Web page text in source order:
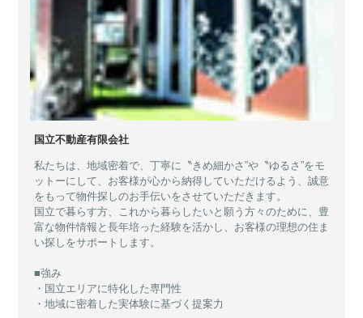
国立不動産有限会社
私たちは、地域密着で、丁寧に〝きめ細かさ”や〝ゆるさ”をモ
ットーにして、お客様が心から納得していただけるよう、誠意
をもって物件探しのお手伝いをさせていただきます。
国立で暮らす方、これから暮らしたいと願う方々のために、豊
富な物件情報と長年培った経験を活かし、お客様の理想の住ま
い探しをサポートします。
■強み
・国立エリアに特化した専門性
・地域に密着した実体験に基づく提案力